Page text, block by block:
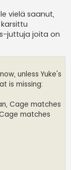
vielä saanut,
juttuja joita on
unless Yuke's
is missing:
Cage matches
matches